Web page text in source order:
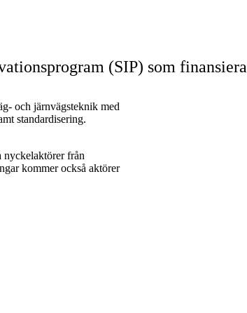
(SIP) som
och järnvägsteknik med
standardisering.
nyckelaktörer från
kommer också aktörer